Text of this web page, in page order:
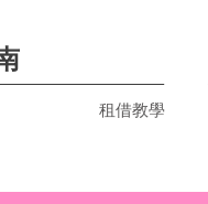
租借教學